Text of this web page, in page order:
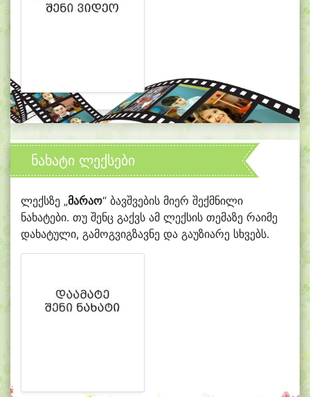
ნახატი ლექსები
ლექსზე „მარაო“ ბავშვების მიერ შექმნილი
ნახატები. თუ შენც გაქვს ამ ლექსის თემაზე რაიმე
დახატული, გამოგვიგზავნე და გაუზიარე სხვებს.